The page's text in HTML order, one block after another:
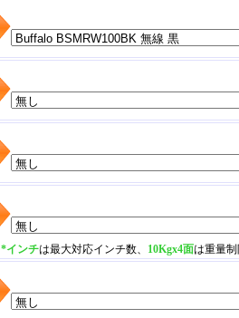
*インチは最大対応インチ数、 10Kgx4面は重量